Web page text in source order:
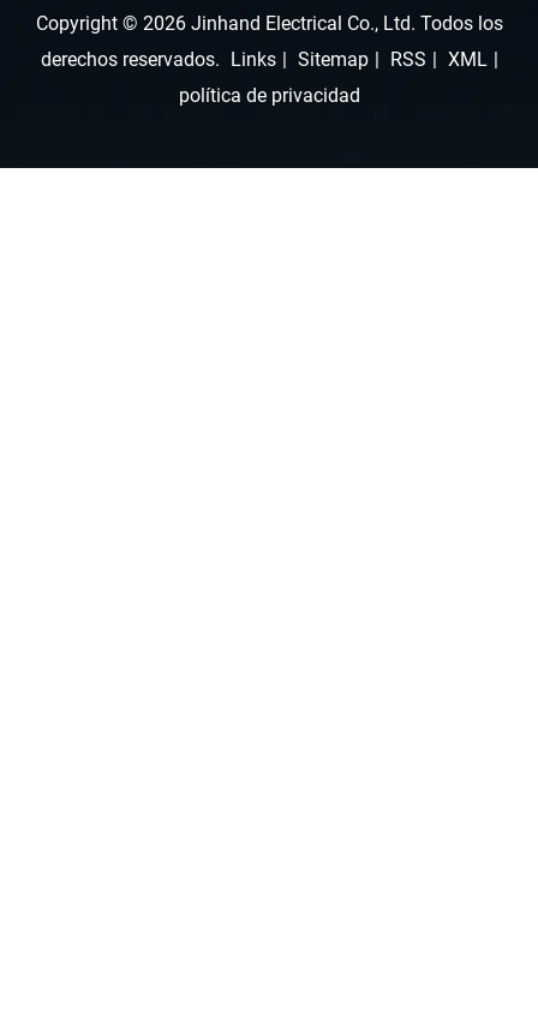
Copyright © 2026 Jinhand Electrical Co., Ltd. Todos los
derechos reservados. Links | Sitemap | RSS | XML |
política de privacidad